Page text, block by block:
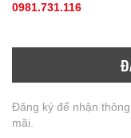
0981.731.116
Đăng ký để nhận
mãi.